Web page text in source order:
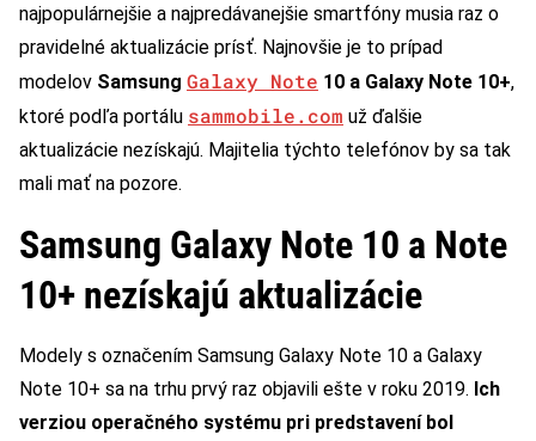
najpopulárnejšie a najpredávanejšie smartfóny musia raz o
pravidelné aktualizácie prísť. Najnovšie je to prípad
modelov Samsung Galaxy Note 10 a Galaxy Note 10+,
ktoré podľa portálu sammobile.com už ďalšie
aktualizácie nezískajú. Majitelia týchto telefónov by sa tak
mali mať na pozore.
Samsung Galaxy Note 10 a Note
10+ nezískajú aktualizácie
Modely s označením Samsung Galaxy Note 10 a Galaxy
Note 10+ sa na trhu prvý raz objavili ešte v roku 2019. Ich
verziou operačného systému pri predstavení bol